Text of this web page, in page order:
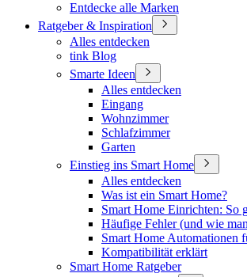
Entdecke alle Marken
Ratgeber & Inspiration
Alles entdecken
tink Blog
Smarte Ideen
Alles entdecken
Eingang
Wohnzimmer
Schlafzimmer
Garten
Einstieg ins Smart Home
Alles entdecken
Was ist ein Smart Home?
Smart Home Einrichten: So
Häufige Fehler (und wie
Smart Home Automationen
Kompatibilität erklärt
Smart Home Ratgeber